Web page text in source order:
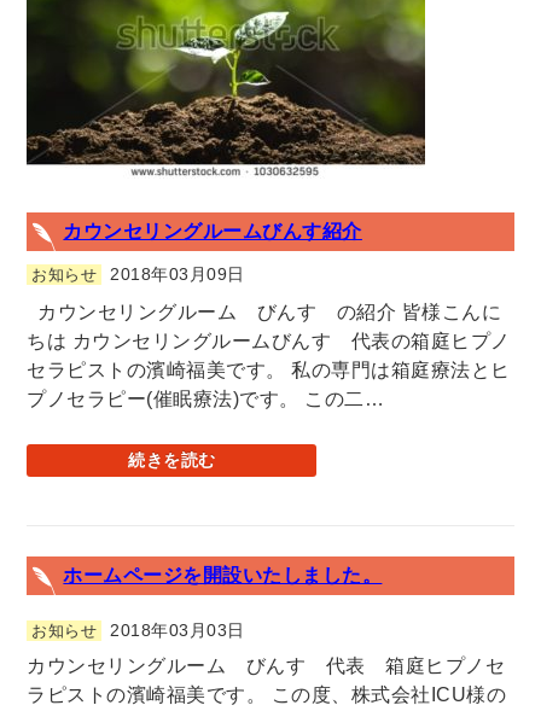
カウンセリングルームびんす紹介
お知らせ 2018年03月09日
カウンセリングルーム びんす の紹介 皆様こんに
ちは カウンセリングルームびんす 代表の箱庭ヒプノ
セラピストの濱崎福美です。 私の専門は箱庭療法とヒ
プノセラピー(催眠療法)です。 この二…
続きを読む
ホームページを開設いたしました。
お知らせ 2018年03月03日
カウンセリングルーム びんす 代表 箱庭ヒプノセ
ラピストの濱崎福美です。 この度、株式会社ICU様の